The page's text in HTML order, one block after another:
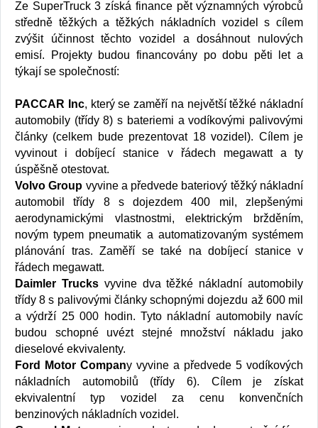
Ze SuperTruck 3 získá finance pět významných výrobců
středně těžkých a těžkých nákladních vozidel s cílem
zvýšit účinnost těchto vozidel a dosáhnout nulových
emisí. Projekty budou financovány po dobu pěti let a
týkají se společností:
PACCAR Inc, který se zaměří na největší těžké nákladní
automobily (třídy 8) s bateriemi a vodíkovými palivovými
články (celkem bude prezentovat 18 vozidel). Cílem je
vyvinout i dobíjecí stanice v řádech megawatt a ty
úspěšně otestovat.
Volvo Group vyvine a předvede bateriový těžký nákladní
automobil třídy 8 s dojezdem 400 mil, zlepšenými
aerodynamickými vlastnostmi, elektrickým bržděním,
novým typem pneumatik a automatizovaným systémem
plánování tras. Zaměří se také na dobíjecí stanice v
řádech megawatt.
Daimler Trucksvyvine dva těžké nákladní automobily
třídy 8 s palivovými články schopnými dojezdu až 600 mil
a výdrží 25 000 hodin. Tyto nákladní automobily navíc
budou schopné uvézt stejné množství nákladu jako
dieselové ekvivalenty.
Ford Motor Company vyvine a předvede 5 vodíkových
nákladních automobilů (třídy 6). Cílem je získat
ekvivalentní typ vozidel za cenu konvenčních
benzinových nákladních vozidel.